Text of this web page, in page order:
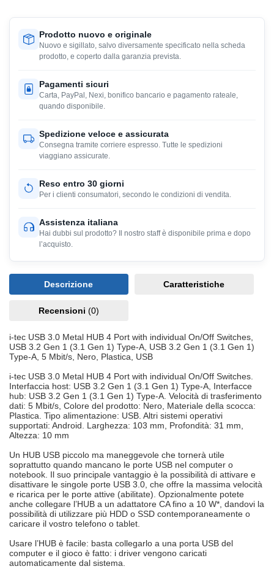
Prodotto nuovo e originale
Nuovo e sigillato, salvo diversamente specificato nella scheda
prodotto, e coperto dalla garanzia prevista.
Pagamenti sicuri
Carta, PayPal, Nexi, bonifico bancario e pagamento rateale,
quando disponibile.
Spedizione veloce e assicurata
Consegna tramite corriere espresso. Tutte le spedizioni
viaggiano assicurate.
Reso entro 30 giorni
Per i clienti consumatori, secondo le condizioni di vendita.
Assistenza italiana
Hai dubbi sul prodotto? Il nostro staff è disponibile prima e dopo
l’acquisto.
Descrizione Caratteristiche
Recensioni (0)
i-tec USB 3.0 Metal HUB 4 Port with individual On/Off Switches,
USB 3.2 Gen 1 (3.1 Gen 1) Type-A, USB 3.2 Gen 1 (3.1 Gen 1)
Type-A, 5 Mbit/s, Nero, Plastica, USB
i-tec USB 3.0 Metal HUB 4 Port with individual On/Off Switches.
Interfaccia host: USB 3.2 Gen 1 (3.1 Gen 1) Type-A, Interfacce
hub: USB 3.2 Gen 1 (3.1 Gen 1) Type-A. Velocità di trasferimento
dati: 5 Mbit/s, Colore del prodotto: Nero, Materiale della scocca:
Plastica. Tipo alimentazione: USB. Altri sistemi operativi
supportati: Android. Larghezza: 103 mm, Profondità: 31 mm,
Altezza: 10 mm
Un HUB USB piccolo ma maneggevole che tornerà utile
soprattutto quando mancano le porte USB nel computer o
notebook. Il suo principale vantaggio è la possibilità di attivare e
disattivare le singole porte USB 3.0, che offre la massima velocità
e ricarica per le porte attive (abilitate). Opzionalmente potete
anche collegare l’HUB a un adattatore CA fino a 10 W*, dandovi la
possibilità di utilizzare più HDD o SSD contemporaneamente o
caricare il vostro telefono o tablet.
Usare l’HUB è facile: basta collegarlo a una porta USB del
computer e il gioco è fatto: i driver vengono caricati
automaticamente dal sistema.